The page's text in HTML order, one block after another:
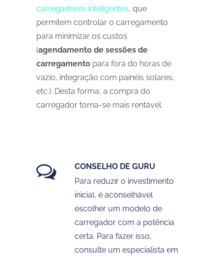
carregadores inteligentes, que
permitem controlar o carregamento
para minimizar os custos
(agendamento de sessões de
carregamento para fora do horas de
vazio, integração com painéis solares,
etc.). Desta forma, a compra do
carregador torna-se mais rentável.
CONSELHO DE GURU
Para reduzir o investimento
inicial, é aconselhável
escolher um modelo de
carregador com a potência
certa. Para fazer isso,
consulte um especialista em